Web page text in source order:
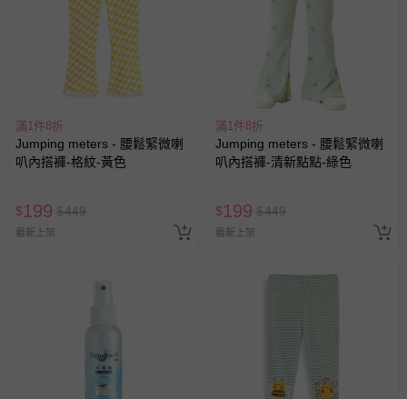
滿1件8折
Jumping meters - 腰鬆緊微喇
叭內搭褲-格紋-黃色
$199 $449
最新上架
滿1件8折
Jumping meters - 腰鬆緊微喇
叭內搭褲-清新點點-綠色
$199 $449
最新上架